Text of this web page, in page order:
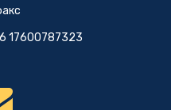
17600787323